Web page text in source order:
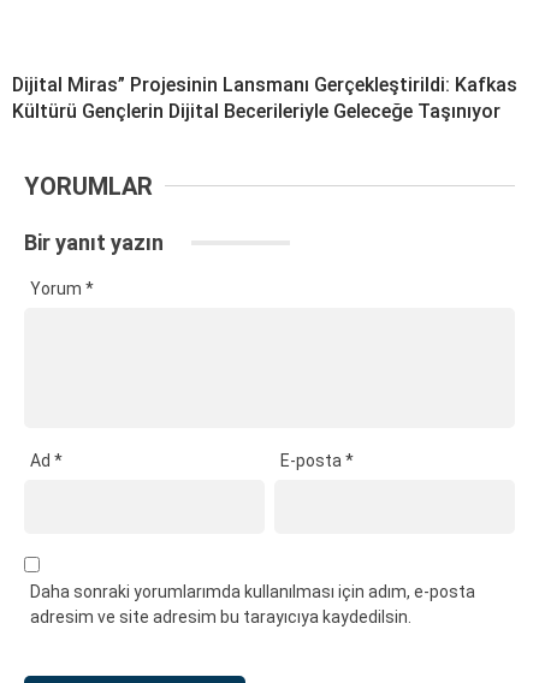
Dijital Miras” Projesinin Lansmanı Gerçekleştirildi: Kafkas
Kültürü Gençlerin Dijital Becerileriyle Geleceğe Taşınıyor
YORUMLAR
Bir yanıt yazın
Yorum *
Ad * E-posta*
Daha sonraki yorumlarımda kullanılması için adım, e-posta
adresim ve site adresim bu tarayıcıya kaydedilsin.